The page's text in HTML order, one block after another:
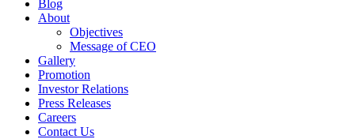
Blog
About
Objectives
Message of CEO
Gallery
Promotion
Investor Relations
Press Releases
Careers
Contact Us